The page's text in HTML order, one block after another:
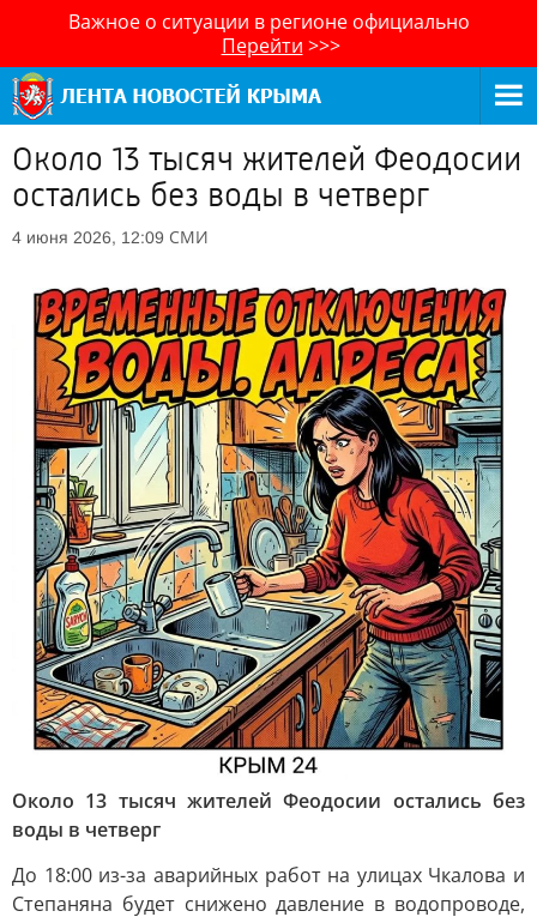
Важное о ситуации в регионе официально
Перейти >>>
Около 13 тысяч жителей Феодосии
остались без воды в четверг
4 июня 2026, 12:09 СМИ
Около 13 тысяч жителей Феодосии остались без
воды в четверг
До 18:00 из-за аварийных работ на улицах Чкалова и
Степаняна будет снижено давление в водопроводе,